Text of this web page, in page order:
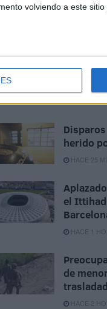
volviendo a este
herido
HACE 25
el Ittihad
HACE 1
de
HACE 2